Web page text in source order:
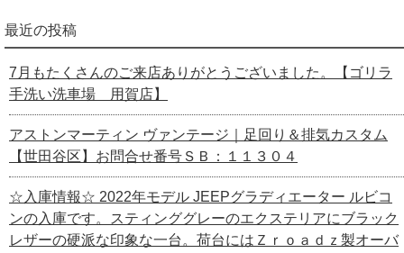
最近の投稿
7月もたくさんのご来店ありがとうございました。【ゴリラ
手洗い洗車場 用賀店】
アストンマーティン ヴァンテージ｜足回り＆排気カスタム
【世田谷区】お問合せ番号ＳＢ：１１３０４
☆入庫情報☆ 2022年モデル JEEPグラディエーター ルビコ
ンの入庫です。スティンググレーのエクステリアにブラック
レザーの硬派な印象な一台。荷台にはＺｒｏａｄｚ製オーバ